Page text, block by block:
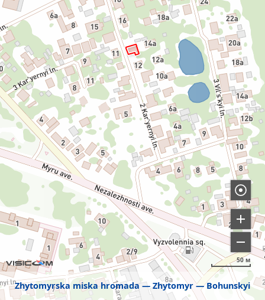
Zhytomyrska miska hromada Zhytomyr Bohunskyi
50 м